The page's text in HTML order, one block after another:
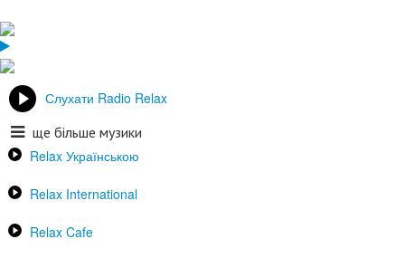
Слухати Radio Relax
ще більше музики
Relax Українською
Relax International
Relax Cafe